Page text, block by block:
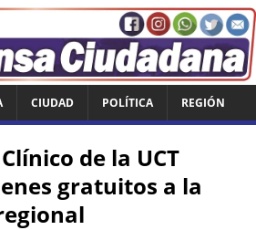
CIUDAD POLÍTICA REGIÓN
de la UCT
gratuitos a la